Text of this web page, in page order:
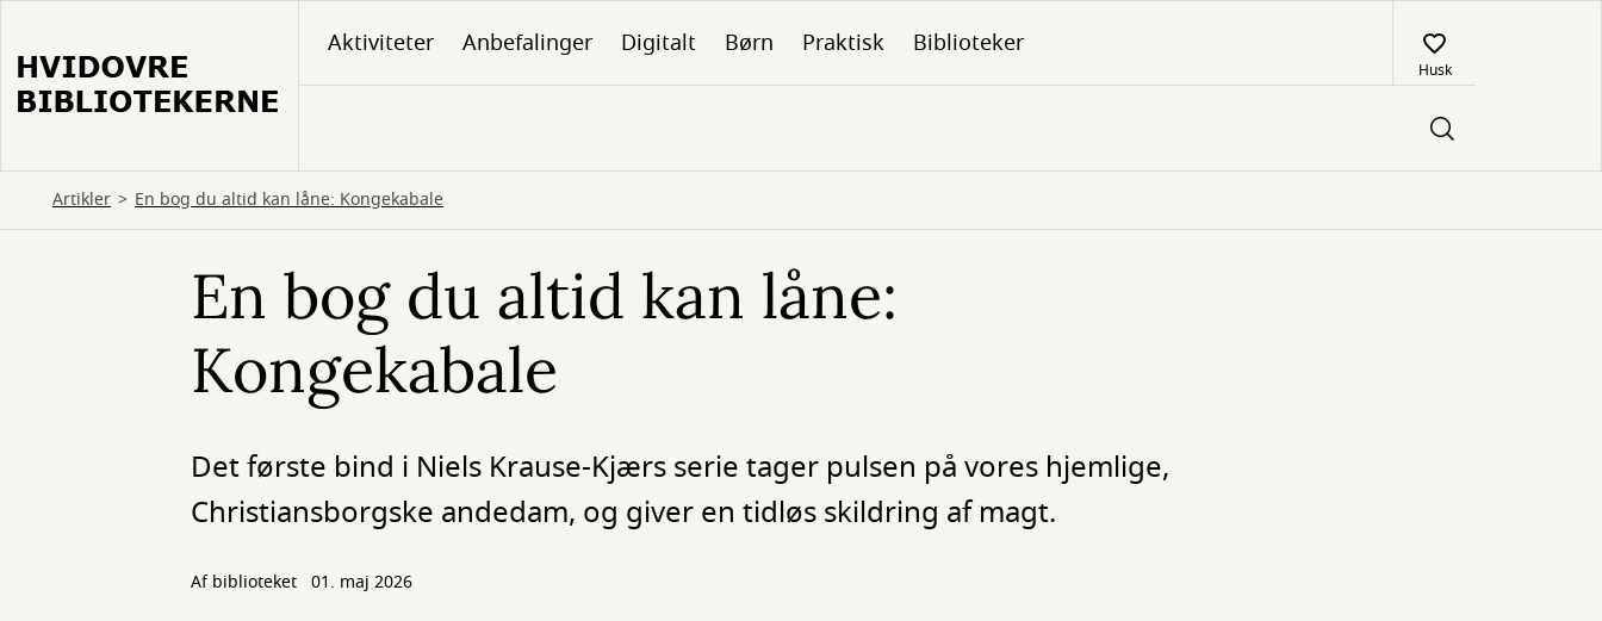
hovedindhold
Aktiviteter Anbefalinger Digitalt Børn Praktisk Biblioteker
Husk
Artikler En bog du altid kan låne: Kongekabale
En bog du altid kan låne:
Kongekabale
Det første bind i Niels Krause-Kjærs serie tager pulsen på vores hjemlige,
Christiansborgske andedam, og giver en tidløs skildring af magt.
Af biblioteket 01. maj 2026